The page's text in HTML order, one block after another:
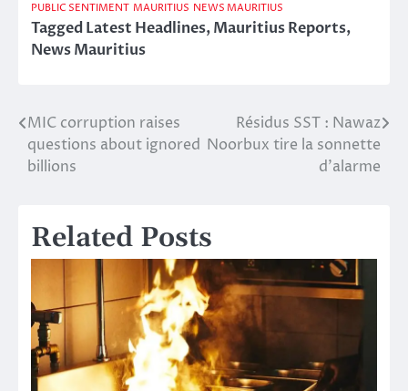
PUBLIC SENTIMENT MAURITIUS NEWS MAURITIUS
TaggedLatest Headlines,Mauritius Reports,
News Mauritius
Post
navigation
MIC corruption raises
questions about ignored
billions
Résidus SST : Nawaz
Noorbux tire la sonnette
d’alarme
Related Posts